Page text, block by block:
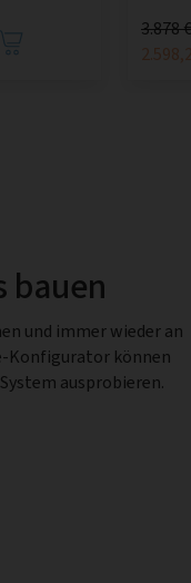
3.878 €
bauen
und immer wieder an
Konfigurator können
ausprobieren.